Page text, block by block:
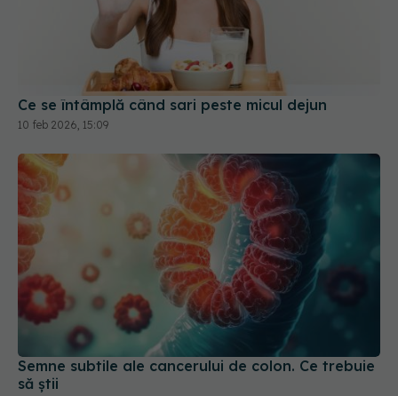
Ce se întâmplă când sari peste micul dejun
10 feb 2026, 15:09
Semne subtile ale cancerului de colon. Ce trebuie
să știi